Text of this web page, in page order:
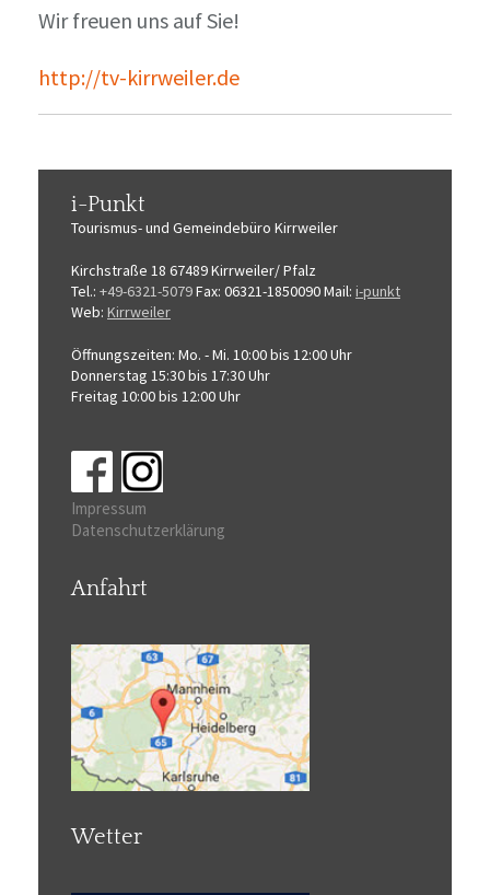
Wir freuen uns auf Sie!
http://tv-kirrweiler.de
i-Punkt
Tourismus-und Gemeindebüro Kirrweiler
Kirchstraße 18 67489 Kirrweiler/ Pfalz
Tel.: +49-6321-5079Fax: 06321-1850090Mail: i-punkt
Web: Kirrweiler
Öffnungszeiten: Mo. - Mi. 10:00 bis 12:00 Uhr
Donnerstag 15:30 bis 17:30 Uhr
Freitag 10:00 bis 12:00 Uhr
Impressum
Datenschutzerklärung
Anfahrt
Wetter